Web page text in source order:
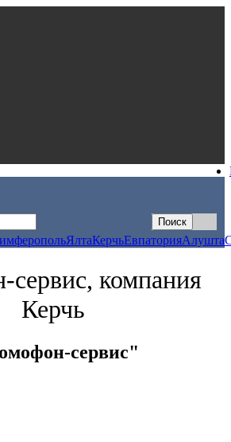
ЯлтаКерчьЕвпаторияАлушта
компания
Керчь
сервис"